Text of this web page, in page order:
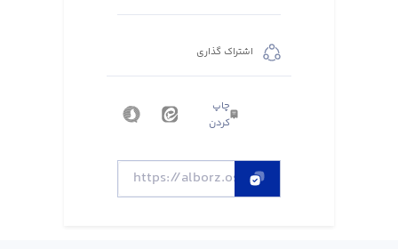
اشتراک گذاری
چاپ
کردن